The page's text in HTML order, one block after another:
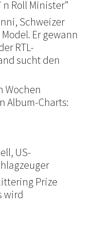
Roll Minister"
Schweizer
Er gewann
RTL-
sucht den
Wochen
Album-Charts:
US-
Prize
wird